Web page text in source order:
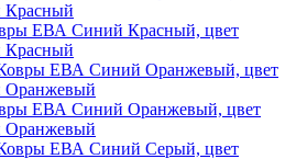
ЕВА Синий Красный, цвет
Красный
ЕВА Синий Оранжевый, цвет
Оранжевый